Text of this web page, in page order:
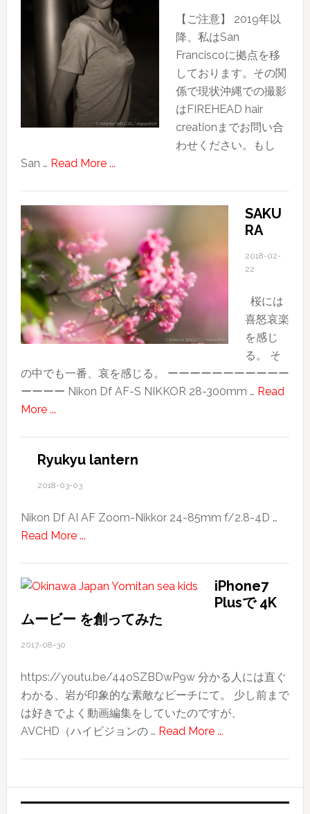
【ご注意】 2019年以
降、私はSan
Franciscoに拠点を移
しております。その関
係で現状沖縄での撮影
はFIREHEAD hair
creationまでお問い合
わせください。もし
San … Read More ...about
レ
ー
ト
撮
影
の
女
モ
デ
て
SAKU
RA
2018-02-
22
桜には
喜怒哀楽
を感じ
る。 そ
の中でも一番、哀を感じる。 ーーーーーーーーーーー
ーーーー Nikon Df AF-S NIKKOR 28-300mm … Read
More ...about
Ryukyu lantern
2018-03-03
Nikon Df AI AF Zoom-Nikkor 24-85mm f/2.8-4D …
Read More ...about
iPhone7
Plusで 4K
ムービー を創ってみた
2017-08-30
https://youtu.be/44oSZBDwP9w 分かる人には直ぐ
わかる、岩が印象的な素敵なビーチにて。 少し前まで
は好きでよく動画編集をしていたのですが、
AVCHD（ハイビジョンの … Read More ...about
で
4K